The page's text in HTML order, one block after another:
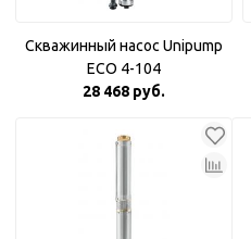
Скважинный насос Unipump
ECO 4-104
28 468 руб.